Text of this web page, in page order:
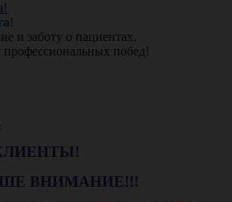
!
и заботу о пациентах.
побед!
ВНИМАНИЕ!!!